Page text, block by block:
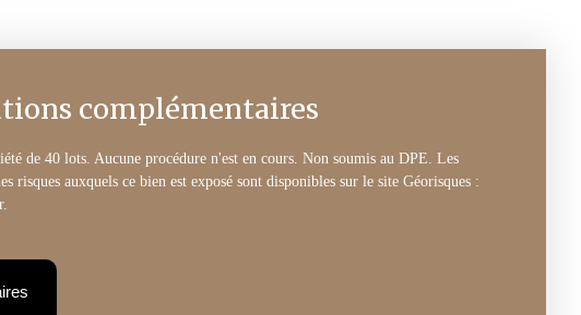
complémentaires
de 40 lots. Aucune procédure n'est en cours. Non soumis au DPE. Les
risques auxquels ce bien est exposé sont disponibles sur le site Géorisques :